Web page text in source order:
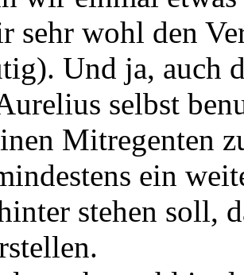
sehr wohl den
Und ja, auch
selbst
Mitregenten
ein
stehen soll,